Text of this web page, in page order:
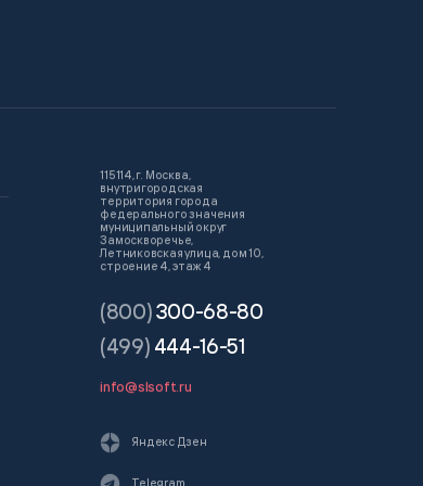
115114, г. Москва,
внутригородская
территория города
федерального значения
муниципальный округ
Замоскворечье,
Летниковская улица, дом 10,
строение 4, этаж 4
(800)300-68-80
(499) 444-16-51
info@slsoft.ru
Яндекс Дзен
Telegram